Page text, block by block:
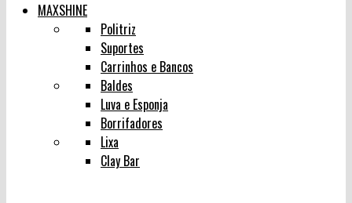
MAXSHINE
Politriz
Suportes
Carrinhos e Bancos
Baldes
Luva e Esponja
Borrifadores
Lixa
Clay Bar